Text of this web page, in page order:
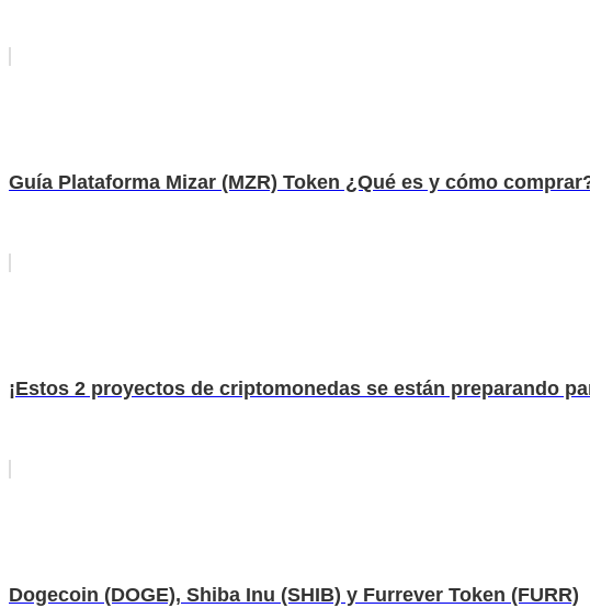
Guía Plataforma Mizar (MZR) Token ¿Qué es y cómo
¡Estos 2 proyectos de criptomonedas se están preparando
Dogecoin (DOGE), Shiba Inu (SHIB) y Furrever Token (FURR)